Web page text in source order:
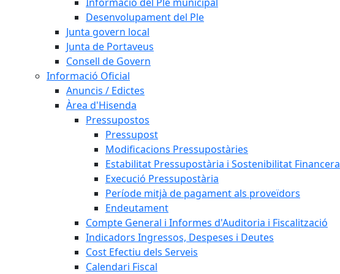
Desenvolupament del Ple
Junta govern local
Junta de Portaveus
Consell de Govern
Informació Oficial
Anuncis / Edictes
Àrea d'Hisenda
Pressupostos
Pressupost
Modificacions Pressupostàries
Estabilitat Pressupostària i Sostenibilitat Financera
Execució Pressupostària
Període mitjà de pagament als proveïdors
Endeutament
Compte General i Informes d'Auditoria i Fiscalització
Indicadors Ingressos, Despeses i Deutes
Cost Efectiu dels Serveis
Calendari Fiscal